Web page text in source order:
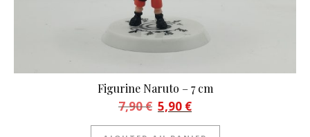
Figurine Naruto – 7 cm
7,90€ Le prix initial était : 7,90 €.
5,90 €Le prix actuel est : 5,90 €.